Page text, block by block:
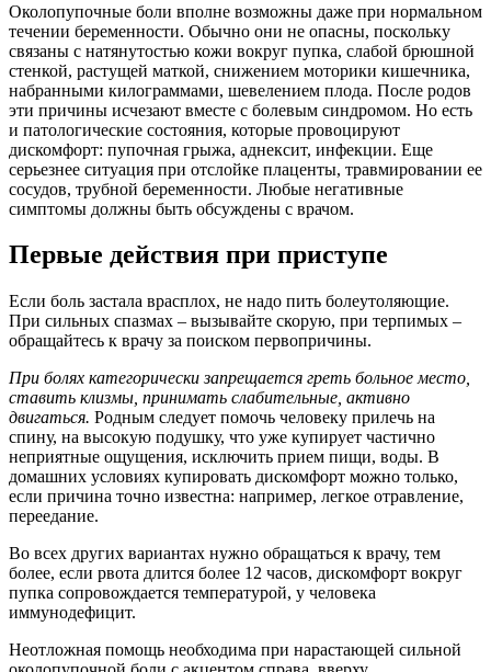
Околопупочные боли вполне возможны даже при нормальном
течении беременности. Обычно они не опасны, поскольку
связаны с натянутостью кожи вокруг пупка, слабой брюшной
стенкой, растущей маткой, снижением моторики кишечника,
набранными килограммами, шевелением плода. После родов
эти причины исчезают вместе с болевым синдромом. Но есть
и патологические состояния, которые провоцируют
дискомфорт: пупочная грыжа, аднексит, инфекции. Еще
серьезнее ситуация при отслойке плаценты, травмировании ее
сосудов, трубной беременности. Любые негативные
симптомы должны быть обсуждены с врачом.
Первые действия при приступе
Если боль застала врасплох, не надо пить болеутоляющие.
При сильных спазмах – вызывайте скорую, при терпимых –
обращайтесь к врачу за поиском первопричины.
При болях категорически запрещается греть больное место,
ставить клизмы, принимать слабительные, активно
двигаться. Родным следует помочь человеку прилечь на
спину, на высокую подушку, что уже купирует частично
неприятные ощущения, исключить прием пищи, воды. В
домашних условиях купировать дискомфорт можно только,
если причина точно известна: например, легкое отравление,
переедание.
Во всех других вариантах нужно обращаться к врачу, тем
более, если рвота длится более 12 часов, дискомфорт вокруг
пупка сопровождается температурой, у человека
иммунодефицит.
Неотложная помощь необходима при нарастающей сильной